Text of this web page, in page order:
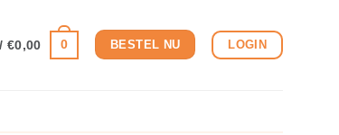
/€0,00 0 BESTEL NU LOGIN